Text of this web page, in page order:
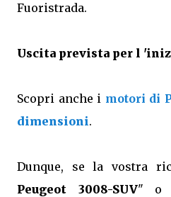
Fuoristrada.
Uscita prevista per l
Scopri anche i motori di
dimensioni.
Dunque, se la vostra
Peugeot 3008-SUV" o